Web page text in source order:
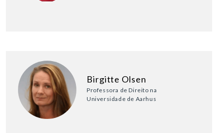
Birgitte Olsen
Professora de Direito na
Universidade de Aarhus